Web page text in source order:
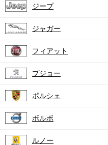
ジープ
ジャガー
フィアット
プジョー
ポルシェ
ボルボ
ルノー